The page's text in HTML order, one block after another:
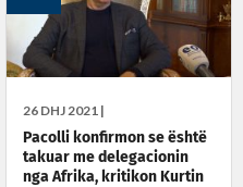
26 DHJ 2021 |
Pacolli konfirmon se është
takuar me delegacionin
nga Afrika, kritikon Kurtin